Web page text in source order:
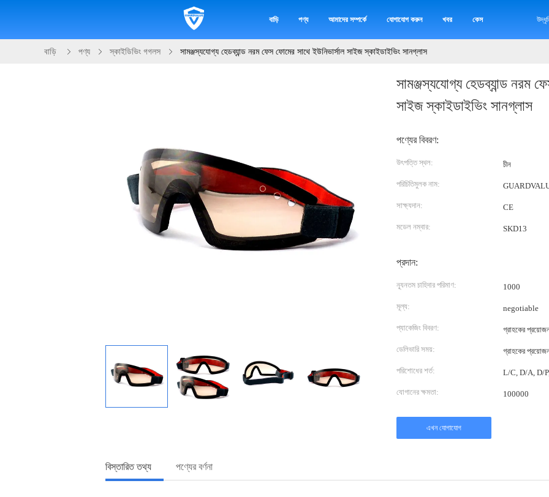
বাড়ি পণ্য আমাদের সম্পর্কে যোগাযোগ করুন খবর কেস
বাড়ি পণ্য স্কাইডিভিং গগলস সামঞ্জস্যযোগ্য হেডব্যান্ড নরম ফেস ফোমের সাথে ইউনিভার্সাল সাইজ স্কাইডাইভিং সানগ্লাস
সামঞ্জস্যযোগ্য হেডব্যান্ড নরম
সাইজ স্কাইডাইভিং সানগ্লাস
পণ্যের বিবরণ:
উৎপত্তি স্থল: চীন
পরিচিতিমুলক নাম:
সাক্ষ্যদান: CE
মডেল নম্বার: SKD13
প্রদান:
ন্যূনতম চাহিদার পরিমাণ: 1000
মূল্য: negotiable
প্যাকেজিং বিবরণ: গ্রাহকের
ডেলিভারি সময়: গ্রাহকের
পরিশোধের শর্ত: L/C, D/A, D/P,
যোগানের ক্ষমতা: 100000
এখন যোগাযোগ
বিস্তারিত তথ্য পণ্যের বর্ণনা